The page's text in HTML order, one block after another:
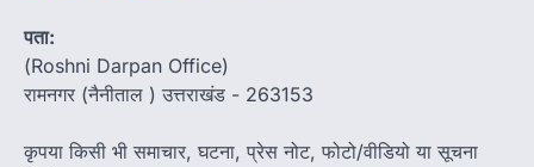
पता:
(Roshni Darpan Office)
रामनगर (नैनीताल ) उत्तराखंड - 263153
कृपया किसी भी समाचार, घटना, प्रेस नोट, फोटो/वीडियो या सूचना